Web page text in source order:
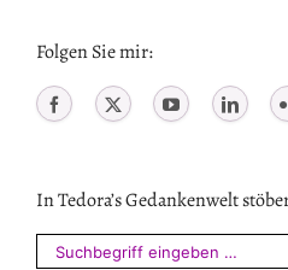
Folgen Sie mir:
In Tedora’s Gedankenwelt
Suchen